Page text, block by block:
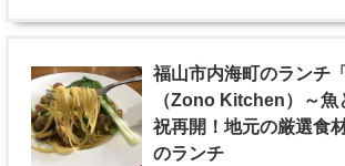
福山市内海町のランチ
（Zono Kitchen）～魚
祝再開！地元の厳選食
のランチ